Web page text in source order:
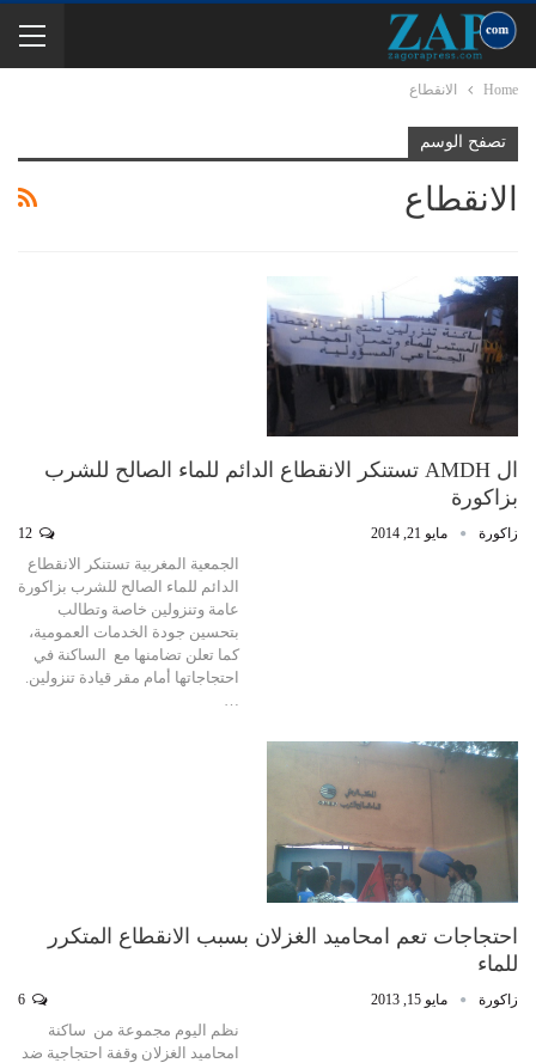
Home الانقطاع
تصفح الوسم
الانقطاع
ال AMDH تستنكر الانقطاع الدائم للماء الصالح للشرب
بزاكورة
زاكورة مايو 21, 2014
الجمعية المغربية تستنكر الانقطاع
الدائم للماء الصالح للشرب بزاكورة
عامة وتنزولين خاصة وتطالب
بتحسين جودة الخدمات العمومية،
كما تعلن تضامنها مع الساكنة في
احتجاجاتها أمام مقر قيادة تنزولين.
…
احتجاجات تعم امحاميد الغزلان بسبب الانقطاع المتكرر
للماء
زاكورة مايو 15, 2013
نظم اليوم مجموعة من ساكنة
امحاميد الغزلان وقفة احتجاجية ضد